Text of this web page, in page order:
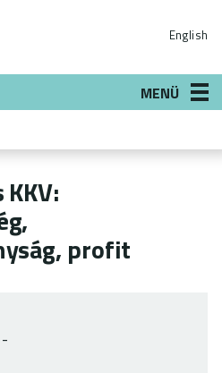
English
MENÜ
profit